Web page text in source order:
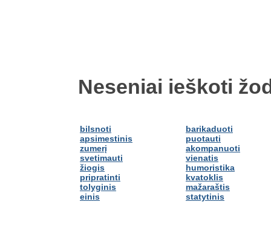
Neseniai ieškoti
bilsnoti
apsimestinis
zumerį
svetimauti
žiogis
pripratinti
tolyginis
einis
barikaduoti
puotauti
akompanuoti
vienatis
humoristika
kvatoklis
mažaraštis
statytinis